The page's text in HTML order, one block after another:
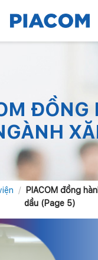
ĐỒNG
/
PIACOM đồng
dầu (Page 5)